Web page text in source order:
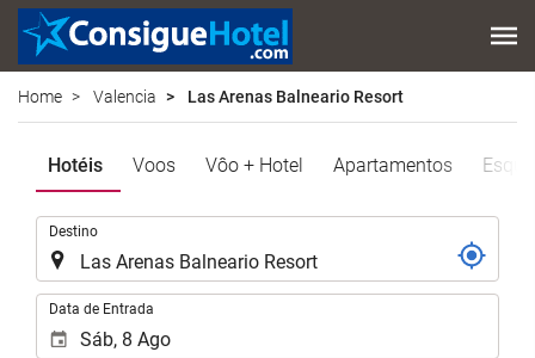
Home Valencia Las Arenas Balneario Resort
Hotéis Voos Vôo + Hotel Apartamentos Esqui
Destino
Data de Entrada